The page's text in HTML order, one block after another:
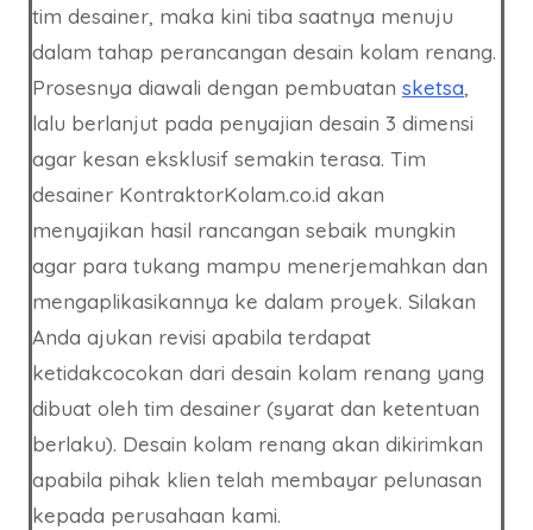
tim desainer, maka kini tiba saatnya menuju
dalam tahap perancangan desain kolam renang.
Prosesnya diawali dengan pembuatan sketsa,
lalu berlanjut pada penyajian desain 3 dimensi
agar kesan eksklusif semakin terasa. Tim
desainer KontraktorKolam.co.id akan
menyajikan hasil rancangan sebaik mungkin
agar para tukang mampu menerjemahkan dan
mengaplikasikannya ke dalam proyek. Silakan
Anda ajukan revisi apabila terdapat
ketidakcocokan dari desain kolam renang yang
dibuat oleh tim desainer (syarat dan ketentuan
berlaku). Desain kolam renang akan dikirimkan
apabila pihak klien telah membayar pelunasan
kepada perusahaan kami.